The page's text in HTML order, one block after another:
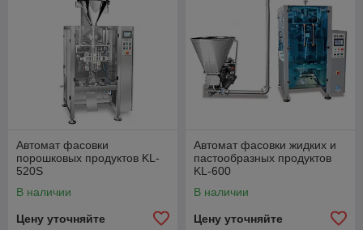
Автомат фасовки
порошковых продуктов KL-
520S
В наличии
Цену уточняйте
Автомат фасовки жидких и
пастообразных продуктов
KL-600
В наличии
Цену уточняйте